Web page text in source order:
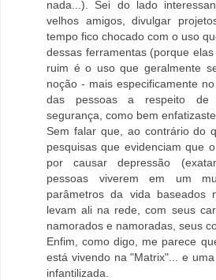
nada...). Sei do lado
velhos amigos, divulgar
tempo fico chocado com o uso
dessas ferramentas (porque
ruim é o uso que geralmente
noção - mais especificamente
das pessoas a respeito de
segurança, como bem
Sem falar que, ao contrário do
pesquisas que evidenciam que
por causar depressão
pessoas viverem em um
parâmetros da vida baseados
levam ali na rede, com seus
namorados e namoradas, seus
Enfim, como digo, me parece
está vivendo na "Matrix"... e
infantilizada.